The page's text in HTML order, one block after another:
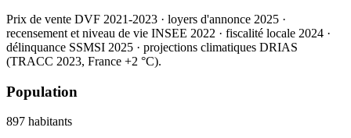
Prix de vente DVF 2021-2023 · loyers d'annonce 2025 ·
recensement et niveau de vie INSEE 2022 · fiscalité locale 2024 ·
délinquance SSMSI 2025 · projections climatiques DRIAS
(TRACC 2023, France +2 °C).
Population
897 habitants